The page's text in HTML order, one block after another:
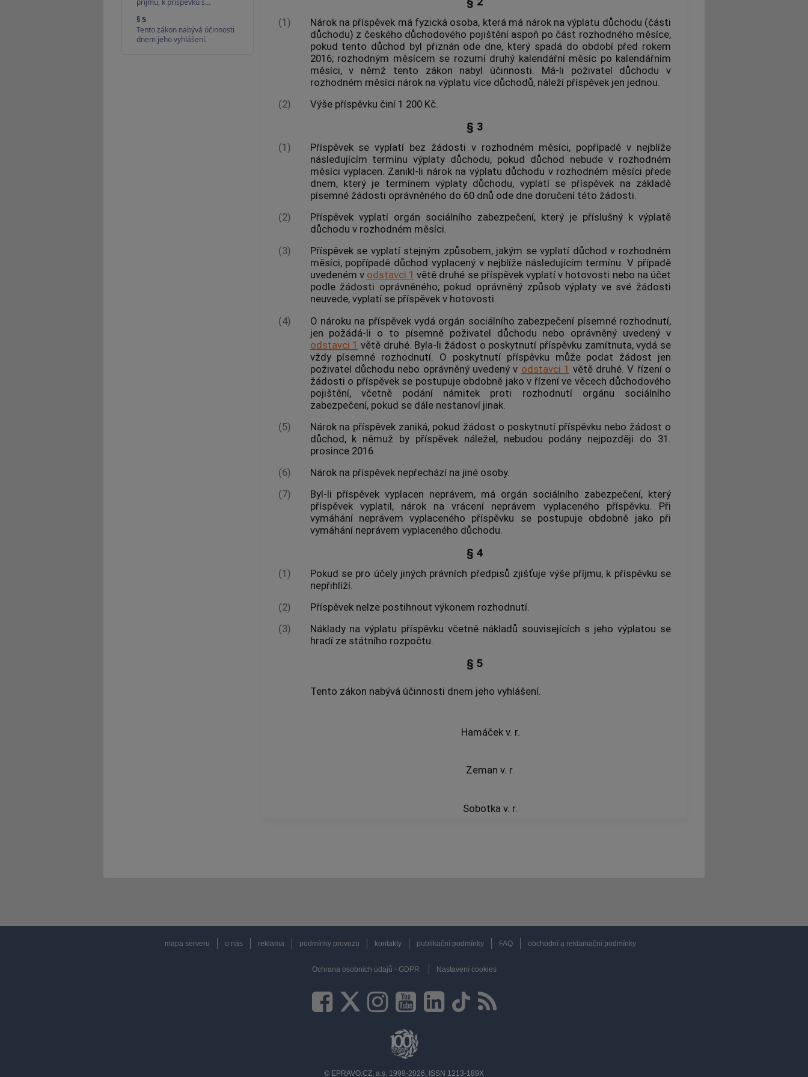
§ 5
Tento zákon nabývá účinnosti
dnem jeho vyhlášení.
(1)
Nárok na příspěvek má fyzická osoba, která má nárok na výplatu důchodu (části
důchodu) z českého důchodového pojištění aspoň po část rozhodného měsíce,
pokud tento důchod byl přiznán ode dne, který spadá do období před rokem
2016; rozhodným měsícem se rozumí druhý kalendářní měsíc po kalendářním
měsíci, v němž tento zákon nabyl účinnosti. Má-li poživatel důchodu v
rozhodném měsíci nárok na výplatu více důchodů, náleží příspěvek jen jednou.
(2)
Výše příspěvku činí 1 200 Kč.
§ 3
(1)
Příspěvek se vyplatí bez žádosti v rozhodném měsíci, popřípadě v nejblíže
následujícím termínu výplaty důchodu, pokud důchod nebude v rozhodném
měsíci vyplacen. Zanikl-li nárok na výplatu důchodu v rozhodném měsíci přede
dnem, který je termínem výplaty důchodu, vyplatí se příspěvek na základě
písemné žádosti oprávněného do 60 dnů ode dne doručení této žádosti.
(2)
Příspěvek vyplatí orgán sociálního zabezpečení, který je příslušný k výplatě
důchodu v rozhodném měsíci.
(3)
Příspěvek se vyplatí stejným způsobem, jakým se vyplatí důchod v rozhodném
měsíci, popřípadě důchod vyplacený v nejblíže následujícím termínu. V případě
uvedeném v odstavci 1 větě druhé se příspěvek vyplatí v hotovosti nebo na účet
podle žádosti oprávněného; pokud oprávněný způsob výplaty ve své žádosti
neuvede, vyplatí se příspěvek v hotovosti.
(4)
O nároku na příspěvek vydá orgán sociálního zabezpečení písemné rozhodnutí,
jen požádá-li o to písemně poživatel důchodu nebo oprávněný uvedený v
odstavci 1 větě druhé. Byla-li žádost o poskytnutí příspěvku zamítnuta, vydá se
vždy písemné rozhodnutí. O poskytnutí příspěvku může podat žádost jen
poživatel důchodu nebo oprávněný uvedený v odstavci 1 větě druhé. V řízení o
žádosti o příspěvek se postupuje obdobně jako v řízení ve věcech důchodového
pojištění, včetně podání námitek proti rozhodnutí orgánu sociálního
zabezpečení, pokud se dále nestanoví jinak.
(5)
Nárok na příspěvek zaniká, pokud žádost o poskytnutí příspěvku nebo žádost o
důchod, k němuž by příspěvek náležel, nebudou podány nejpozději do 31.
prosince 2016.
(6)
Nárok na příspěvek nepřechází na jiné osoby.
(7)
Byl-li příspěvek vyplacen neprávem, má orgán sociálního zabezpečení, který
příspěvek vyplatil, nárok na vrácení neprávem vyplaceného příspěvku. Při
vymáhání neprávem vyplaceného příspěvku se postupuje obdobně jako při
vymáhání neprávem vyplaceného důchodu.
§ 4
(1)
Pokud se pro účely jiných právních předpisů zjišťuje výše příjmu, k příspěvku se
nepřihlíží.
(2)
Příspěvek nelze postihnout výkonem rozhodnutí.
(3)
Náklady na výplatu příspěvku včetně nákladů souvisejících s jeho výplatou se
hradí ze státního rozpočtu.
§ 5
Tento zákon nabývá účinnosti dnem jeho vyhlášení.
Hamáček v. r.
Zeman v. r.
Sobotka v. r.
mapa serveru o nás reklama podmínky provozu kontakty publikační podmínky FAQ obchodní a reklamační podmínky
Ochrana osobních údajů - GDPR Nastavení cookies
© EPRAVO.CZ, a.s. 1999-2026, ISSN 1213-189X